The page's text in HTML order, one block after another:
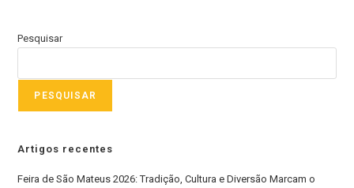
Pesquisar
PESQUISAR
Artigos recentes
Feira de São Mateus 2026: Tradição, Cultura e Diversão Marcam o